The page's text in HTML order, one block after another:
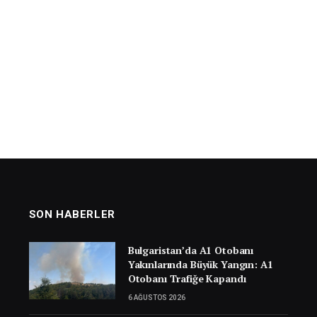
SON HABERLER
Bulgaristan’da A1 Otobanı
Yakınlarında Büyük Yangın: A1
Otobanı Trafiğe Kapandı
6 AĞUSTOS 2026